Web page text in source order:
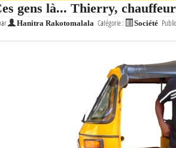
gens là... Thierry,
Hanitra Rakotomalala Catégorie : Société